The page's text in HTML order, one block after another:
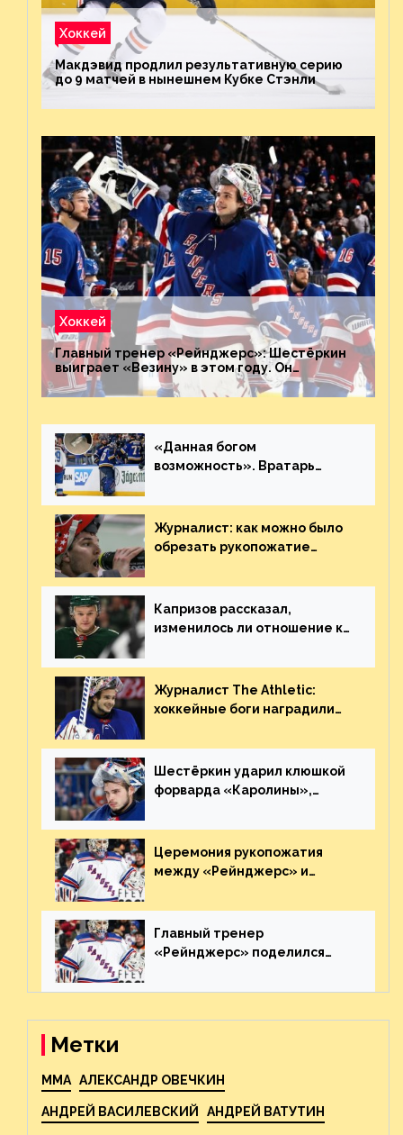
Хоккей
Макдэвид продлил результативную серию
до 9 матчей в нынешнем Кубке Стэнли
Хоккей
Главный тренер «Рейнджерс»: Шестёркин
выиграет «Везину» в этом году. Он
невероятен
«Данная богом
возможность». Вратарь
броске бутылкой в Кадри
Журналист: как можно было
обрезать рукопожатие
Плохая работа, ESPN
Капризов рассказал,
изменилось ли отношение к
Украине
Журналист The Athletic:
хоккейные боги наградили
великолепную игру
Шестёркин ударил клюшкой
форварда «Каролины»,
пятаке. Видео
Церемония рукопожатия
между «Рейнджерс» и
матча плей-офф. Видео
Главный тренер
«Рейнджерс» поделился
предстоящего финала
Метки
MMA АЛЕКСАНДР ОВЕЧКИН
АНДРЕЙ ВАСИЛЕВСКИЙ АНДРЕЙ ВАТУТИН